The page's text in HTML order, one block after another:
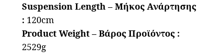
Suspension Length – Μήκος Ανάρτησης
: 120cm
Product Weight – Βάρος Προϊόντος :
2529g